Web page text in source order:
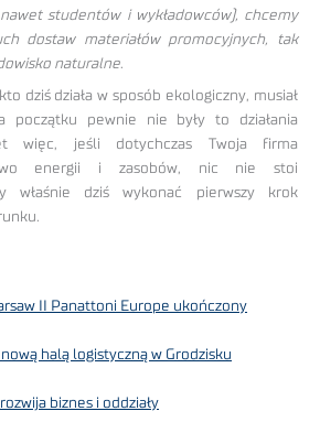
studentów i wykładowców), chcemy
dostaw materiałów promocyjnych, tak
naturalne.
dziś działa w sposób ekologiczny, musiał
początku pewnie nie były to działania
więc, jeśli dotychczas Twoja firma
energii i zasobów, nic nie stoi
właśnie dziś wykonać pierwszy krok
II Panattoni Europe ukończony
halą logistyczną w Grodzisku
biznes i oddziały